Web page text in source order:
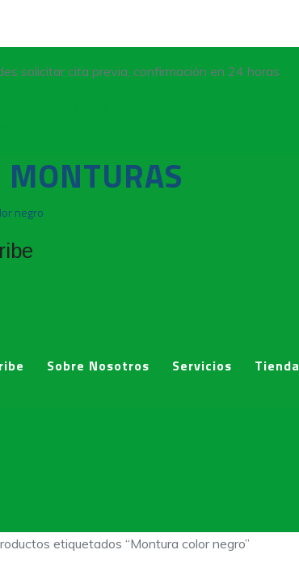
solicitar cita previa, confirmación en 24 horas
Sobre Nosotros Servicios Tienda
negro
etiquetados “Montura color negro”